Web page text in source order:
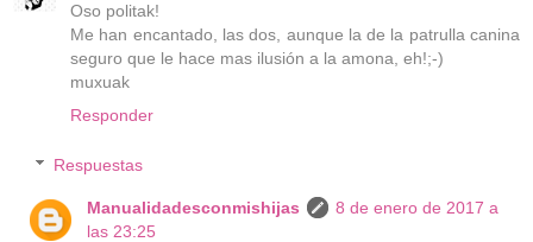
Oso politak!
Me han encantado, las dos, aunque la de la patrulla canina
seguro que le hace mas ilusión a la amona, eh!;-)
muxuak
Responder
Respuestas
Manualidadesconmishijas
8 de enero de 2017 a
las 23:25